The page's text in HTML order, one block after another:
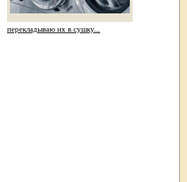
перекладываю их в сушку...